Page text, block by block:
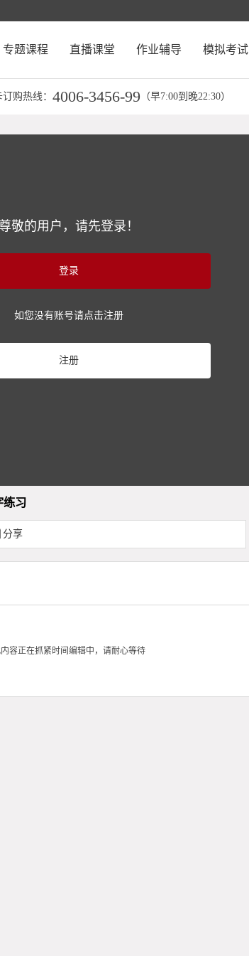
专题课程 直播课堂 作业辅导 模拟考试
购热线： 4006-3456-99 （早7:00到晚22:30）
Play
Video
敬的用户，请先登录！
登录
如您没有账号请点击注册
注册
练习
分享
容正在抓紧时间编辑中，请耐心等待